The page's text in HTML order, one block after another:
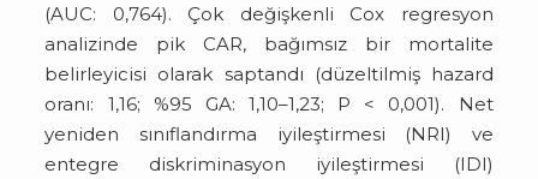
(AUC: 0,764). Çok değişkenli Cox regresyon
analizinde pik CAR, bağımsız bir mortalite
belirleyicisi olarak saptandı (düzeltilmiş hazard
oranı: 1,16; %95 GA: 1,10–1,23; P < 0,001). Net
yeniden sınıflandırma iyileştirmesi (NRI) ve
entegre diskriminasyon iyileştirmesi (IDI)